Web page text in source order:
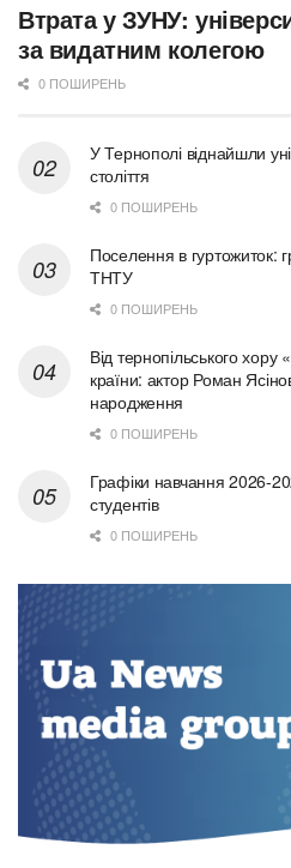
Втрата у ЗУНУ:
за видатним колегою
0 ПОШИРЕНЬ
У Тернополі віднайшли
століття
0 ПОШИРЕНЬ
Поселення в гуртожиток:
ТНТУ
0 ПОШИРЕНЬ
Від тернопільського
країни: актор Роман
народження
0 ПОШИРЕНЬ
Графіки навчання 2026-
студентів
0 ПОШИРЕНЬ